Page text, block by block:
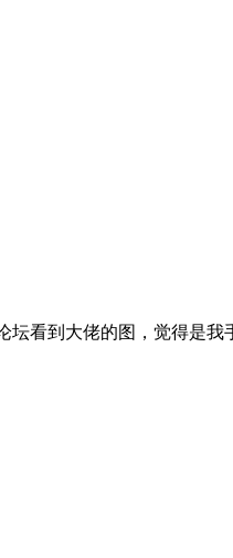
坛看到大佬的图，觉得是我